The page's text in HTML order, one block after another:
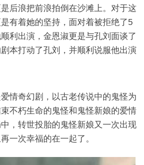
后浪把前浪拍倒在沙滩上。对于这
有着她的坚持，面对着被拒绝了5
利出演，金恩淑更是与孔刘面谈了
本打动了孔刘，并顺利说服他出演
情奇幻剧，以古老传说中的鬼怪为
不朽生命的鬼怪和鬼怪新娘的爱情
，转世投胎的鬼怪新娘又一次出现
一次幸福的在一起了。